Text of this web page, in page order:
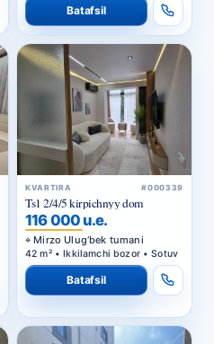
Batafsil
KVARTIRA #000339
Ts1 2/4/5 kirpichnyy dom
116 000 u.e.
Mirzo Ulug‘bek tumani
42 m² • Ikkilamchi bozor • Sotuv
Batafsil